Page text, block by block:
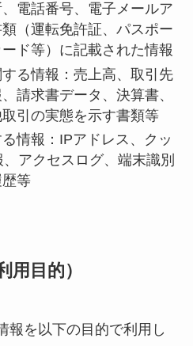
電話番号、電子メールア
（運転免許証、パスポー
ド等）に記載された情報
る情報：売上高、取引先
請求書データ、決算書、
引の実態を示す書類等
情報：IPアドレス、クッ
アクセスログ、端末識別
等
用目的）
報を以下の目的で利用し